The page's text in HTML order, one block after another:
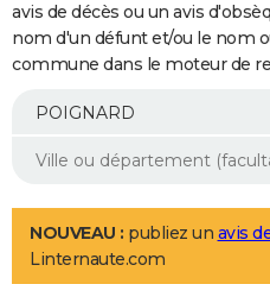
Retraite
Epargne
Immobilier
Risques naturels par ville
Banque
Assurance
AUTO
Essais
Réserver un essai
Citadines
Berlines
SUV
Forum auto
+
Mobiles
Meilleur smartphone
Internet
Ordinateurs
Jeux vidéo
Guide high-tech
Aménagement intérieur
LIFESTYLE
Art de vivre
Bien-être
Loisirs
Mode
Modes de vie
avis de décès ou un avis
nom d'un défunt et/ou le nom
commune dans le moteur de
NOUVEAU : publiez un avis
Linternaute.com